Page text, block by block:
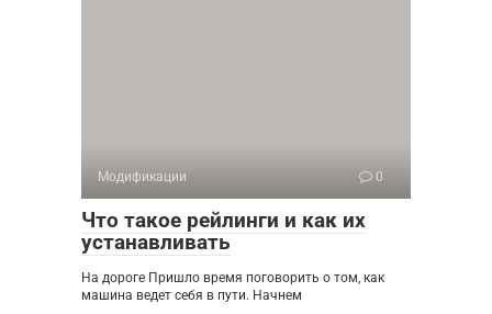
Модификации 0
Что такое рейлинги и как их
устанавливать
На дороге Пришло время поговорить о том, как
машина ведет себя в пути. Начнем